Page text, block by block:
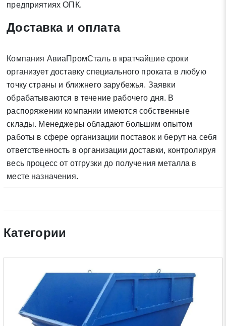
предприятиях ОПК.
Доставка и оплата
Компания АвиаПромСталь в кратчайшие сроки
организует доставку специального проката в любую
точку страны и ближнего зарубежья. Заявки
обрабатываются в течение рабочего дня. В
распоряжении компании имеются собственные
склады. Менеджеры обладают большим опытом
работы в сфере организации поставок и берут на себя
ответственность в организации доставки, контролируя
весь процесс от отгрузки до получения металла в
месте назначения.
Категории
Отправить заявку
статьей 9 Федерального закона от 27 июля 2006 г. N 152-ФЗ
«О персональных данных», а также соглашаетесь на
информационную рассылку по средством e-mail или СМС